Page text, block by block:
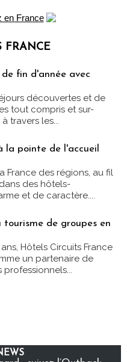
FRANCE
fin d'année avec
découvertes et de
tout compris et sur-
travers les...
la pointe de l'accueil
France des régions, au fil
des hôtels-
et de caractère....
de groupes en
Hôtels Circuits France
un partenaire de